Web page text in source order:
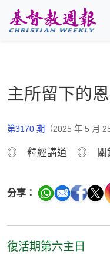
主所留下的
第3170 期 （2025 年 5 月
◎ 釋經講道 ◎ 關
分享：
復活期第六主日